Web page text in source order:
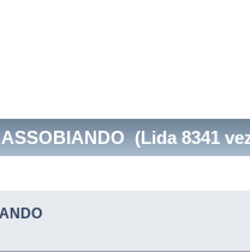
(Lida 8341